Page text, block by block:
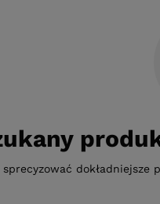
dokładniejsze